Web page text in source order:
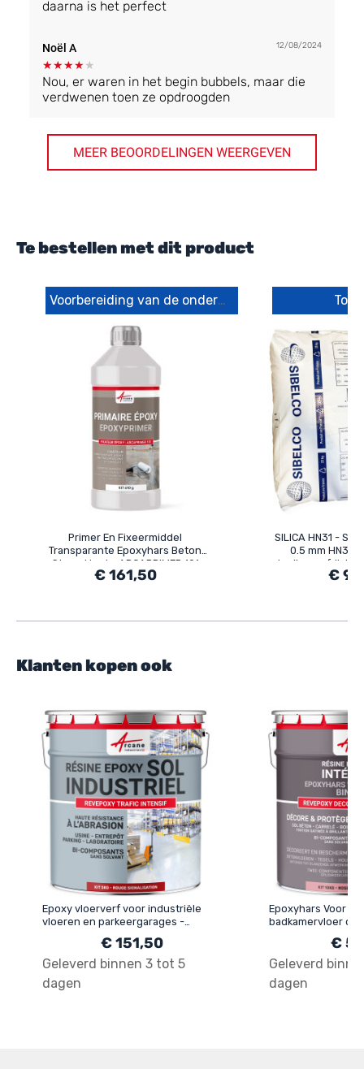
daarna is het perfect
Noël A 12/08/2024
★★★★★
Nou, er waren in het begin bubbels, maar die
verdwenen toen ze opdroogden
MEER BEOORDELINGEN WEERGEVEN
Te bestellen met dit product
Voorbereiding van de ondergrond
Primer En Fixeermiddel
Transparante Epoxyhars Beton
Steen Hout - ARCAPRIMER 101
€ 161,50
SILICA HN31 -
0.5 mm HN31
vloeibare
€
Klanten kopen ook
Epoxy vloerverf voor industriële
vloeren en parkeergarages -
REVEPOXY - 55€ 151,50
Geleverd binnen 3 tot 5
dagen
Epoxyhars Voor
badkamervloer
REVEPOXY - 176
€
Geleverd
dagen